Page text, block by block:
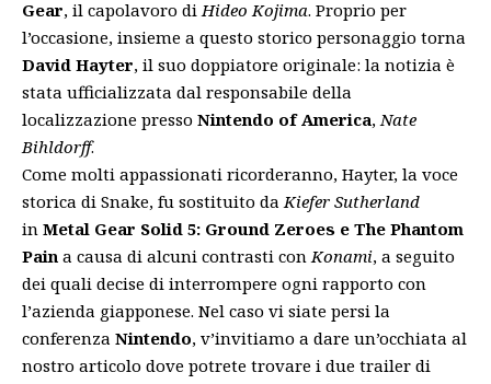
Gear, il capolavoro diHideo Kojima. Proprio per
l’occasione, insieme a questo storico personaggio torna
David Hayter, il suo doppiatore originale: la notizia è
stata ufficializzata dal responsabile della
localizzazione presso Nintendo of America,Nate
Bihldorff.
Come molti appassionati ricorderanno, Hayter, la voce
storica di Snake, fu sostituito daKiefer Sutherland
in Metal Gear Solid 5: Ground Zeroes e The Phantom
Pain a causa di alcuni contrasti conKonami, a seguito
dei quali decise di interrompere ogni rapporto con
l’azienda giapponese. Nel caso vi siate persi la
conferenza Nintendo, v’invitiamo a dare un’occhiata al
nostro articolo dove potrete trovare i due trailer di